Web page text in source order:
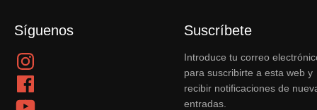
Síguenos
Instagram
Facebook
YouTube
Suscríbete
Introduce tu correo
para suscribirte a esta web y
recibir notificaciones de
entradas.